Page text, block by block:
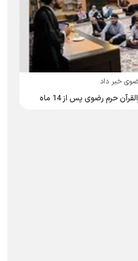
خبر داد
حرم رضوی پس از 14 ماه